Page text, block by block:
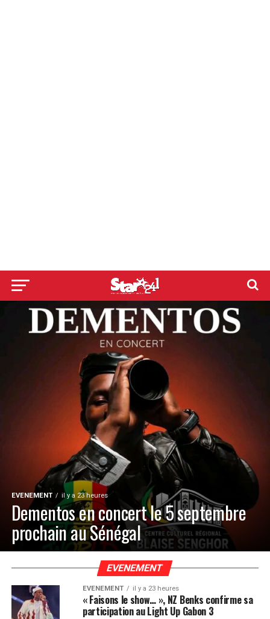
EVENEMENT il y a 23 heures
Dementos en concert le 5 septembre
prochain au Sénégal
EVENEMENT
EVENEMENT il y a 23 heures
« Faisons le show… », NZ Benks confirme sa
participation au Light Up Gabon 3